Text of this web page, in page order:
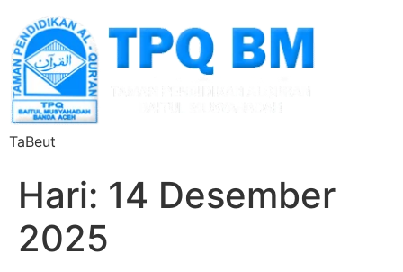
TaBeut
Hari: 14 Desember
2025